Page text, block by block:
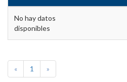
No hay datos
disponibles
« 1 »